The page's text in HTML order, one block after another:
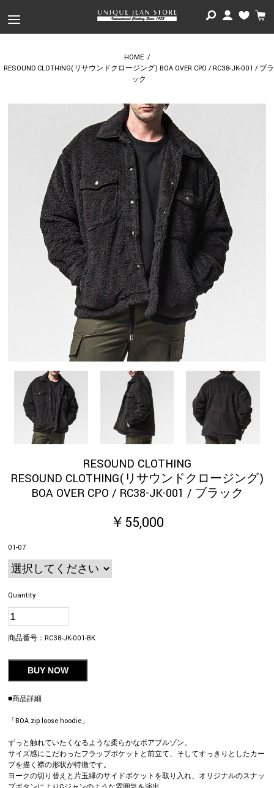
HOME /
RESOUND CLOTHING(リサウンドクロージング) BOA OVER CPO / RC38-JK-001 / ブラ
ック
RESOUND CLOTHING
RESOUND CLOTHING(リサウンドクロージング)
BOA OVER CPO / RC38-JK-001 / ブラック
￥55,000
01-07
Quantity
商品番号：RC38-JK-001-BK
BUY NOW
■商品詳細
「BOA zip loose hoodie」
ずっと触れていたくなるような柔らかなボアブルゾン。
サイズ感にこだわったフラップポケットと前立て、そしてすっきりとしたカー
ブを描く襟の形状が特徴です。
ヨークの切り替えと片玉縁のサイドポケットを取り入れ、オリジナルのスナッ